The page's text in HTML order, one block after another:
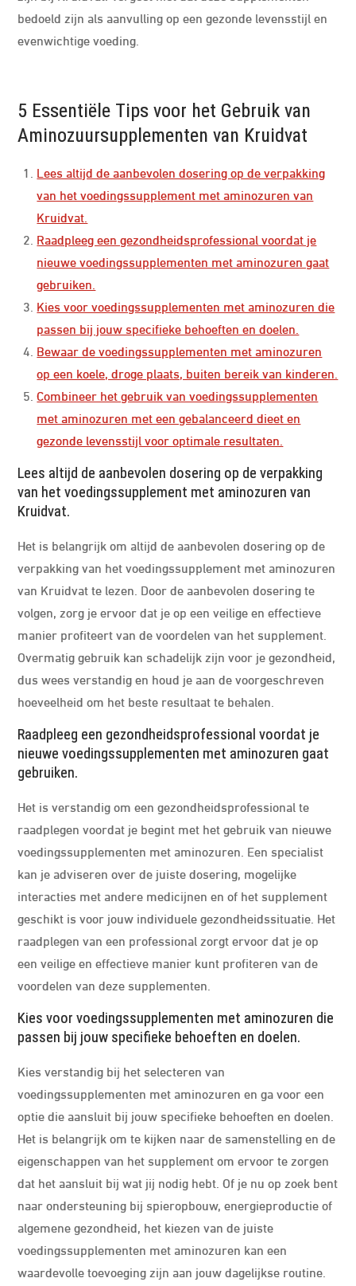
bedoeld zijn als aanvulling op een gezonde levensstijl en
evenwichtige voeding.
5 Essentiële Tips voor het Gebruik van
Aminozuursupplementen van Kruidvat
Lees altijd de aanbevolen dosering op de verpakking
van het voedingssupplement met aminozuren van
Kruidvat.
Raadpleeg een gezondheidsprofessional voordat je
nieuwe voedingssupplementen met aminozuren gaat
gebruiken.
Kies voor voedingssupplementen met aminozuren die
passen bij jouw specifieke behoeften en doelen.
Bewaar de voedingssupplementen met aminozuren
op een koele, droge plaats, buiten bereik van kinderen.
Combineer het gebruik van voedingssupplementen
met aminozuren met een gebalanceerd dieet en
gezonde levensstijl voor optimale resultaten.
Lees altijd de aanbevolen dosering op de verpakking
van het voedingssupplement met aminozuren van
Kruidvat.
Het is belangrijk om altijd de aanbevolen dosering op de
verpakking van het voedingssupplement met aminozuren
van Kruidvat te lezen. Door de aanbevolen dosering te
volgen, zorg je ervoor dat je op een veilige en effectieve
manier profiteert van de voordelen van het supplement.
Overmatig gebruik kan schadelijk zijn voor je gezondheid,
dus wees verstandig en houd je aan de voorgeschreven
hoeveelheid om het beste resultaat te behalen.
Raadpleeg een gezondheidsprofessional voordat je
nieuwe voedingssupplementen met aminozuren gaat
gebruiken.
Het is verstandig om een gezondheidsprofessional te
raadplegen voordat je begint met het gebruik van nieuwe
voedingssupplementen met aminozuren. Een specialist
kan je adviseren over de juiste dosering, mogelijke
interacties met andere medicijnen en of het supplement
geschikt is voor jouw individuele gezondheidssituatie. Het
raadplegen van een professional zorgt ervoor dat je op
een veilige en effectieve manier kunt profiteren van de
voordelen van deze supplementen.
Kies voor voedingssupplementen met aminozuren die
passen bij jouw specifieke behoeften en doelen.
Kies verstandig bij het selecteren van
voedingssupplementen met aminozuren en ga voor een
optie die aansluit bij jouw specifieke behoeften en doelen.
Het is belangrijk om te kijken naar de samenstelling en de
eigenschappen van het supplement om ervoor te zorgen
dat het aansluit bij wat jij nodig hebt. Of je nu op zoek bent
naar ondersteuning bij spieropbouw, energieproductie of
algemene gezondheid, het kiezen van de juiste
voedingssupplementen met aminozuren kan een
waardevolle toevoeging zijn aan jouw dagelijkse routine.